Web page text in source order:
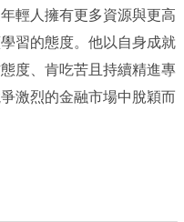
輕人擁有更多資源與更高
習的態度。他以自身成就
度、肯吃苦且持續精進專
激烈的金融市場中脫穎而